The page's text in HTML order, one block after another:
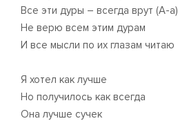
Все эти дуры – всегда врут (А-а)
Не верю всем этим дурам
И все мысли по их глазам читаю
Я хотел как лучше
Но получилось как всегда
Она лучше сучек